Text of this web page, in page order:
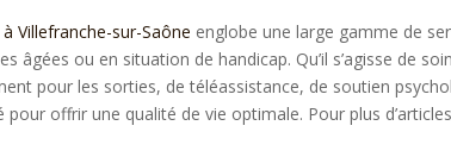
Villefranche-sur-Saône englobe une large gamme de
âgées ou en situation de handicap. Qu’il s’agisse de
pour les sorties, de téléassistance, de soutien
offrir une qualité de vie optimale. Pour plus